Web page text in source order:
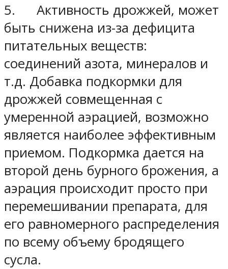
5. Активность дрожжей, может
быть снижена из-за дефицита
питательных веществ:
соединений азота, минералов и
т.д. Добавка подкормки для
дрожжей совмещенная с
умеренной аэрацией, возможно
является наиболее эффективным
приемом. Подкормка дается на
второй день бурного брожения, а
аэрация происходит просто при
перемешивании препарата, для
его равномерного распределения
по всему объему бродящего
сусла.